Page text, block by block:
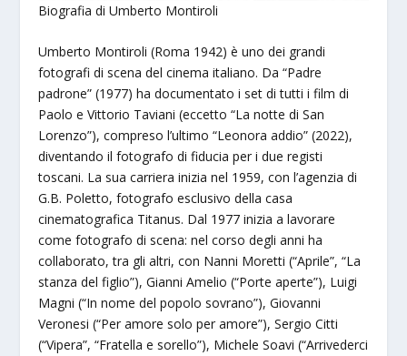
Biografia di Umberto Montiroli
Umberto Montiroli (Roma 1942) è uno dei grandi
fotografi di scena del cinema italiano. Da “Padre
padrone” (1977) ha documentato i set di tutti i film di
Paolo e Vittorio Taviani (eccetto “La notte di San
Lorenzo”), compreso l’ultimo “Leonora addio” (2022),
diventando il fotografo di fiducia per i due registi
toscani. La sua carriera inizia nel 1959, con l’agenzia di
G.B. Poletto, fotografo esclusivo della casa
cinematografica Titanus. Dal 1977 inizia a lavorare
come fotografo di scena: nel corso degli anni ha
collaborato, tra gli altri, con Nanni Moretti (“Aprile”, “La
stanza del figlio”), Gianni Amelio (“Porte aperte”), Luigi
Magni (“In nome del popolo sovrano”), Giovanni
Veronesi (“Per amore solo per amore”), Sergio Citti
(“Vipera”, “Fratella e sorello”), Michele Soavi (“Arrivederci